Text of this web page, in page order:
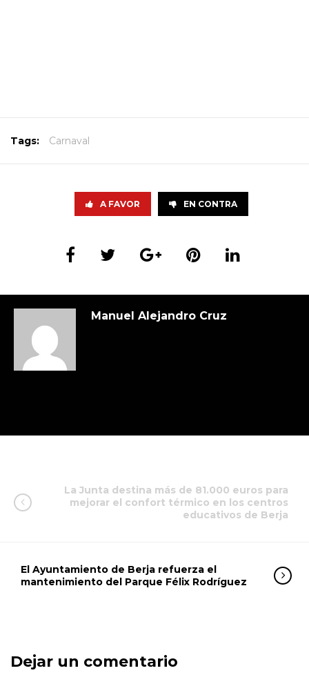
Tags: Carnaval
A FAVOR EN CONTRA
Manuel Alejandro Cruz
La Junta destina más de 81.000 euros para
mejorar el confort térmico en los centros
educativos de Berja
El Ayuntamiento de Berja refuerza el
mantenimiento del Parque Félix Rodríguez
Dejar un comentario